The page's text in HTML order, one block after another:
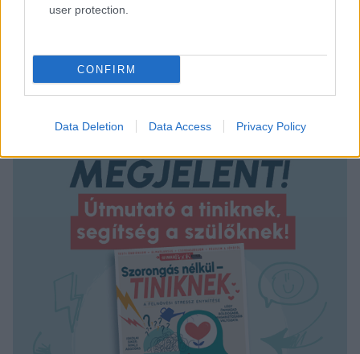
user protection.
CONFIRM
Data Deletion Data Access Privacy Policy
5 emberi kapcsolat, amire szükséged
van, hogy ne legyél magányos